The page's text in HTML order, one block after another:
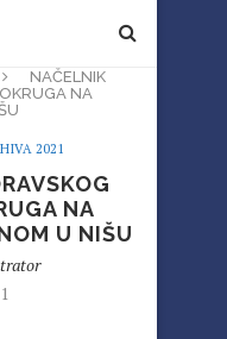
NAČELNIK
NA
2021
NA
U NIŠU